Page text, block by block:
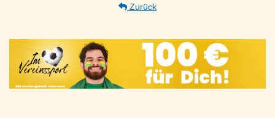
Zurück